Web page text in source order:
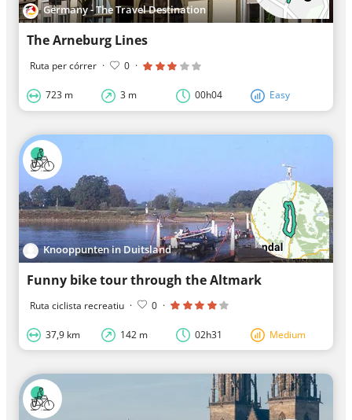
Germany - The Travel Destination
The Arneburg Lines
Ruta per córrer · 0 ·
723 m 3 m 00h04 Easy
Knooppunten in Duitsland
Funny bike tour through the Altmark
Ruta ciclista recreatiu · 0 ·
37,9 km 142 m 02h31 Medium